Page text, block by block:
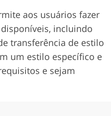
aos usuários fazer
incluindo
transferência de estilo
um estilo específico e
e sejam